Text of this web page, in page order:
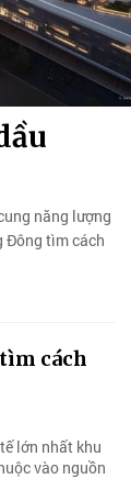
năng lượng
Đông tìm cách
cách
lớn nhất khu
vào nguồn